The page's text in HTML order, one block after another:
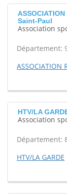
Saint-Paul
Association
Département:
ASSOCIATION
HTV/LA
Association
Département:
HTV/LA GARDE